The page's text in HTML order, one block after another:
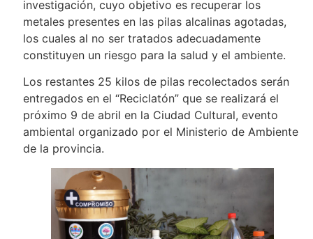
investigación, cuyo objetivo es recuperar los
metales presentes en las pilas alcalinas agotadas,
los cuales al no ser tratados adecuadamente
constituyen un riesgo para la salud y el ambiente.
Los restantes 25 kilos de pilas recolectados serán
entregados en el “Reciclatón” que se realizará el
próximo 9 de abril en la Ciudad Cultural, evento
ambiental organizado por el Ministerio de Ambiente
de la provincia.